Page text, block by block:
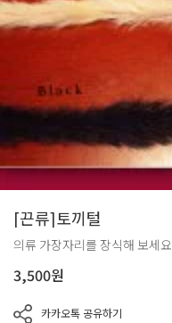
[끈류]토끼털
의류 가장자리를 장식해 보세요
3,500원
카카오톡 공유하기